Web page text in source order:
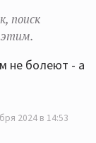
поиск
этим.
не болеют - а
2024 в 14:53